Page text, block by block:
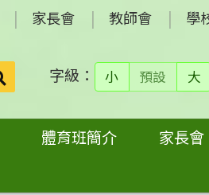
家長會 教師會 學
搜
尋：
字級： 小 預設 大
體育班簡介 家長會